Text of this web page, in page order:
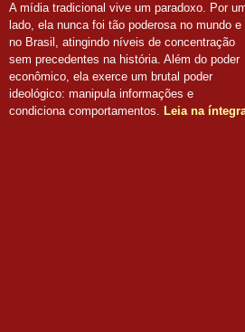
A mídia tradicional vive um paradoxo. Por
lado, ela nunca foi tão poderosa no mundo e
no Brasil, atingindo níveis de concentração
sem precedentes na história. Além do poder
econômico, ela exerce um brutal poder
ideológico: manipula informações e
condiciona comportamentos. Leia na